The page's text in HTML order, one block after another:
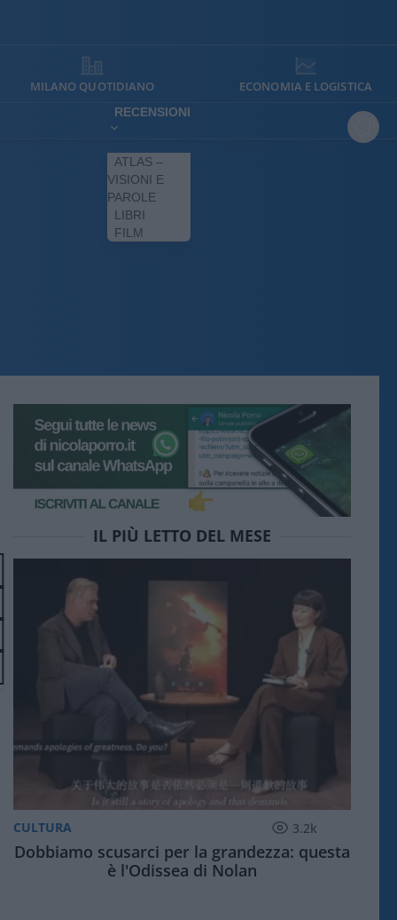
MILANO QUOTIDIANO ECONOMIA E LOGISTICA
RECENSIONI
ATLAS –
VISIONI E
PAROLE
LIBRI
FILM
IL PIÙ LETTO DEL MESE
CULTURA 3.2k
Dobbiamo scusarci per la grandezza: questa
è l'Odissea di Nolan